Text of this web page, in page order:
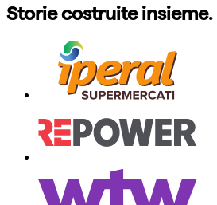
Storie costruite insieme.